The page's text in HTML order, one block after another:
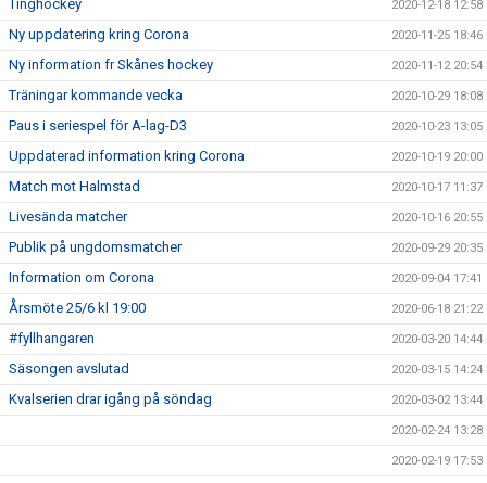
Tinghockey 2020-12-18 12:58
Ny uppdatering kring Corona 2020-11-25 18:46
Ny information fr Skånes hockey 2020-11-12 20:54
Träningar kommande vecka 2020-10-29 18:08
Paus i seriespel för A-lag-D3 2020-10-23 13:05
Uppdaterad information kring Corona 2020-10-19 20:00
Match mot Halmstad 2020-10-17 11:37
Livesända matcher 2020-10-16 20:55
Publik på ungdomsmatcher 2020-09-29 20:35
Information om Corona 2020-09-04 17:41
Årsmöte 25/6 kl 19:00 2020-06-18 21:22
#fyllhangaren 2020-03-20 14:44
Säsongen avslutad 2020-03-15 14:24
Kvalserien drar igång på söndag 2020-03-02 13:44
2020-02-24 13:28
2020-02-19 17:53